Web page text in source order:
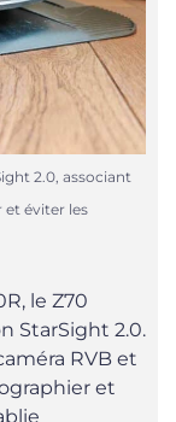
2.0, associant
et éviter les
le Z70
StarSight 2.0.
RVB et
et